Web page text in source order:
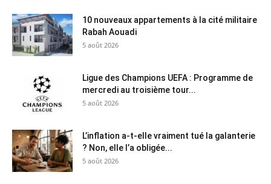
10 nouveaux appartements à la cité militaire
Rabah Aouadi
5 août 2026
Ligue des Champions UEFA : Programme de
mercredi au troisième tour...
5 août 2026
L’inflation a-t-elle vraiment tué la galanterie
? Non, elle l’a obligée...
5 août 2026